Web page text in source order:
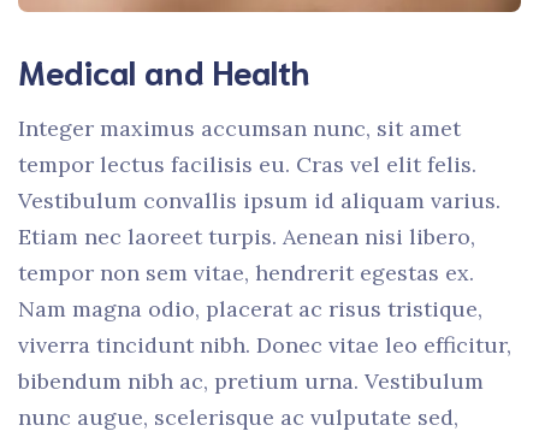
Medical and Health
Integer maximus accumsan nunc, sit amet
tempor lectus facilisis eu. Cras vel elit felis.
Vestibulum convallis ipsum id aliquam varius.
Etiam nec laoreet turpis. Aenean nisi libero,
tempor non sem vitae, hendrerit egestas ex.
Nam magna odio, placerat ac risus tristique,
viverra tincidunt nibh. Donec vitae leo efficitur,
bibendum nibh ac, pretium urna. Vestibulum
nunc augue, scelerisque ac vulputate sed,